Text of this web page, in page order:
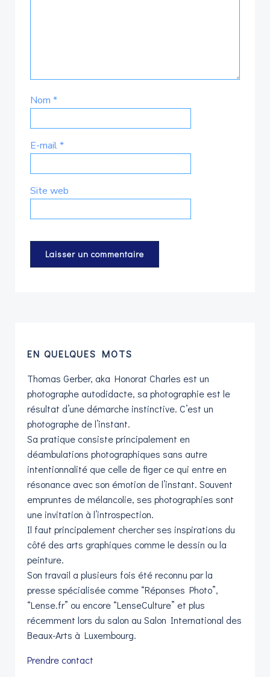
Nom *
E-mail*
Site web
EN QUELQUES MOTS
Thomas Gerber, aka Honorat Charles est un
photographe autodidacte, sa photographie est le
résultat d’une démarche instinctive. C’est un
photographe de l’instant.
Sa pratique consiste principalement en
déambulations photographiques sans autre
intentionnalité que celle de figer ce qui entre en
résonance avec son émotion de l’instant. Souvent
empruntes de mélancolie, ses photographies sont
une invitation à l’introspection.
Il faut principalement chercher ses inspirations du
côté des arts graphiques comme le dessin ou la
peinture.
Son travail a plusieurs fois été reconnu par la
presse spécialisée comme “Réponses Photo”,
“Lense.fr” ou encore “LenseCulture” et plus
récemment lors du salon au Salon International des
Beaux-Arts à Luxembourg.
Prendre contact